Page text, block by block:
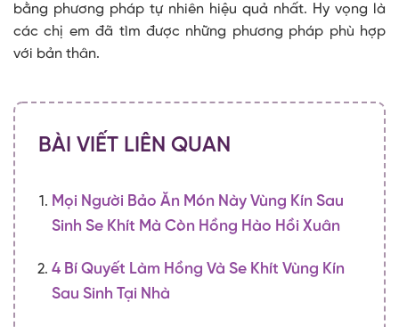
bằng phương pháp tự nhiên hiệu quả nhất. Hy vọng là
các chị em đã tìm được những phương pháp phù hợp
với bản thân.
BÀI VIẾT LIÊN QUAN
Mọi Người Bảo Ăn Món Này Vùng Kín Sau
Sinh Se Khít Mà Còn Hồng Hào Hồi Xuân
4 Bí Quyết Làm Hồng Và Se Khít Vùng Kín
Sau Sinh Tại Nhà